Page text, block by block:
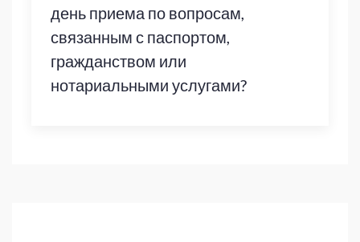
день приема по вопросам,
связанным с паспортом,
гражданством или
нотариальными услугами?